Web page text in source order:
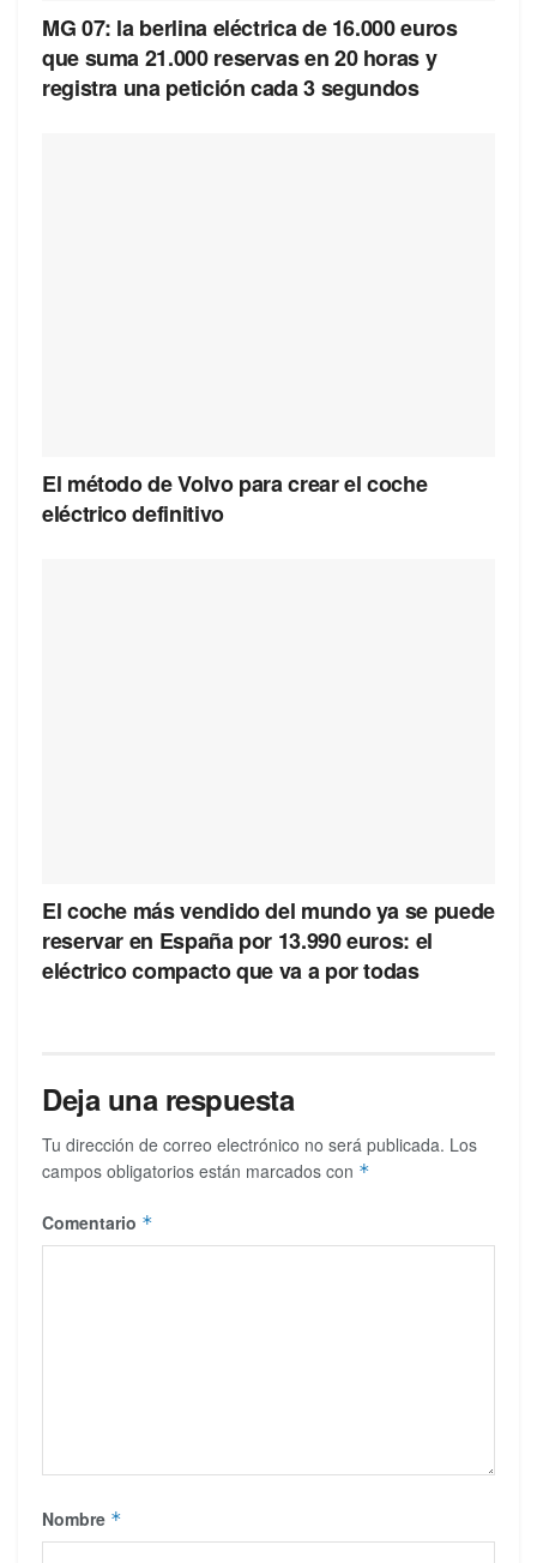
MG 07: la berlina eléctrica de 16.000 euros
que suma 21.000 reservas en 20 horas y
registra una petición cada 3 segundos
El método de Volvo para crear el coche
eléctrico definitivo
El coche más vendido del mundo ya se puede
reservar en España por 13.990 euros: el
eléctrico compacto que va a por todas
Deja una respuesta
Tu dirección de correo electrónico no será publicada. Los
campos obligatorios están marcados con *
Comentario *
Nombre *